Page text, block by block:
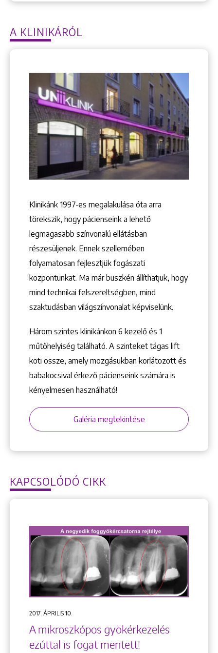
+36 1 222 7250
+36 1 222 9150
1148 Budapest, Örs vezér tere 2.
Keresés
A KLINIKÁRÓL
Klinikánk 1997-­es megalakulása óta arra
törekszik, hogy pácienseink a lehető
legmagasabb színvonalú ellátásban
részesüljenek. Ennek szellemében
folyamatosan fejlesztjük fogászati
központunkat. Ma már büszkén állíthatjuk, hogy
mind technikai felszereltségben, mind
szaktudásban világszínvonalat képviselünk.
Három szintes klinikánkon 6 kezelő ­és 1
műtőhelyiség található. A szinteket tágas lift
köti össze, amely mozgásukban korlátozott és
babakocsival érkező pácienseink számára is
kényelmesen használható!
Galéria megtekintése
KAPCSOLÓDÓ CIKK
2017. ÁPRILIS 10.
A mikroszkópos gyökérkezelés
ezúttal is fogat mentett!